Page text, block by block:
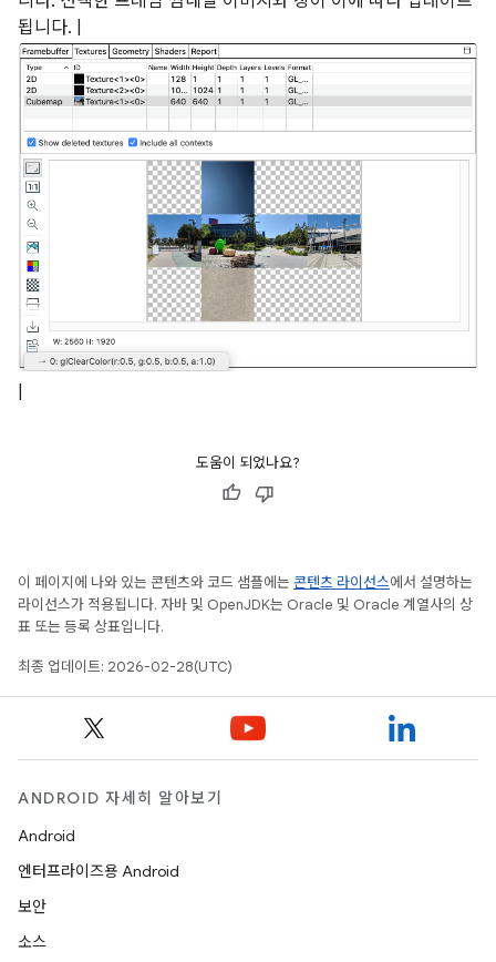
됩니다. |
도움이 되었나요?
이 페이지에 나와 있는 콘텐츠와 코드 샘플에는 콘텐츠 라이선스에서 설명하는
라이선스가 적용됩니다. 자바 및 OpenJDK는 Oracle 및 Oracle 계열사의 상
표 또는 등록 상표입니다.
최종 업데이트: 2026-02-28(UTC)
ANDROID 자세히 알아보기
Android
엔터프라이즈용 Android
보안
소스